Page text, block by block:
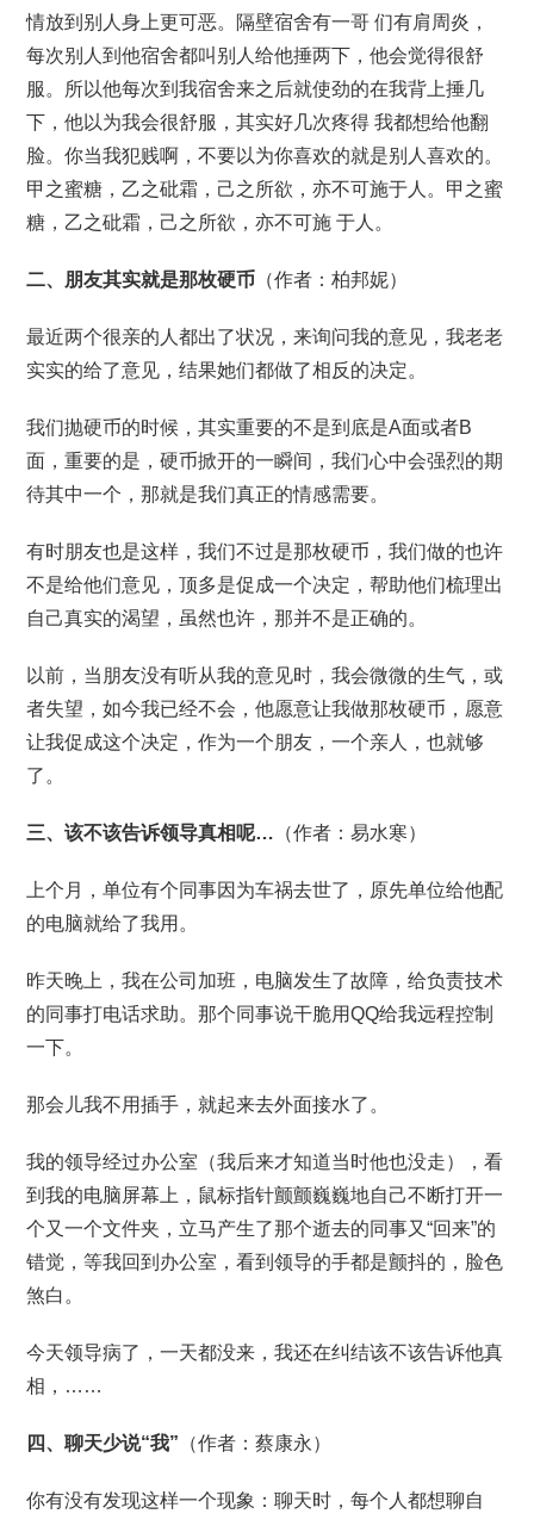
情放到别人身上更可恶。隔壁宿舍有一哥 们有肩周炎，
每次别人到他宿舍都叫别人给他捶两下，他会觉得很舒
服。所以他每次到我宿舍来之后就使劲的在我背上捶几
下，他以为我会很舒服，其实好几次疼得 我都想给他翻
脸。你当我犯贱啊，不要以为你喜欢的就是别人喜欢的。
甲之蜜糖，乙之砒霜，己之所欲，亦不可施于人。甲之蜜
糖，乙之砒霜，己之所欲，亦不可施 于人。
二、朋友其实就是那枚硬币 （作者：柏邦妮）
最近两个很亲的人都出了状况，来询问我的意见，我老老
实实的给了意见，结果她们都做了相反的决定。
我们抛硬币的时候，其实重要的不是到底是A面或者B
面，重要的是，硬币掀开的一瞬间，我们心中会强烈的期
待其中一个，那就是我们真正的情感需要。
有时朋友也是这样，我们不过是那枚硬币，我们做的也许
不是给他们意见，顶多是促成一个决定，帮助他们梳理出
自己真实的渴望，虽然也许，那并不是正确的。
以前，当朋友没有听从我的意见时，我会微微的生气，或
者失望，如今我已经不会，他愿意让我做那枚硬币，愿意
让我促成这个决定，作为一个朋友，一个亲人，也就够
了。
三、该不该告诉领导真相呢… （作者：易水寒）
上个月，单位有个同事因为车祸去世了，原先单位给他配
的电脑就给了我用。
昨天晚上，我在公司加班，电脑发生了故障，给负责技术
的同事打电话求助。那个同事说干脆用QQ给我远程控制
一下。
那会儿我不用插手，就起来去外面接水了。
我的领导经过办公室（我后来才知道当时他也没走），看
到我的电脑屏幕上，鼠标指针颤颤巍巍地自己不断打开一
个又一个文件夹，立马产生了那个逝去的同事又“回来”的
错觉，等我回到办公室，看到领导的手都是颤抖的，脸色
煞白。
今天领导病了，一天都没来，我还在纠结该不该告诉他真
相，……
四、聊天少说“我” （作者：蔡康永）
你有没有发现这样一个现象：聊天时，每个人都想聊自